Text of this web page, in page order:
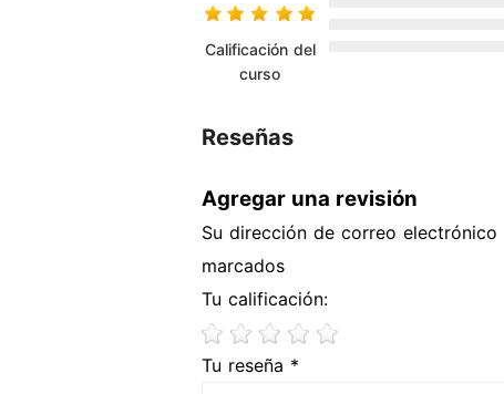
Calificación del
curso
Reseñas
Agregar una revisión
Su dirección de correo
marcados
Tu calificación:
Tu reseña *